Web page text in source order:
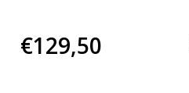
€129,50